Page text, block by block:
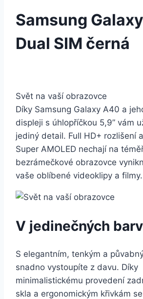
Samsung
Dual SIM černá
Svět na vaší obrazovce
Díky Samsung Galaxy A40 a
displeji s úhlopříčkou 5,9” vám
jediný detail. Full HD+ rozlišení
Super AMOLED nechají na
bezrámečkové obrazovce
vaše oblíbené videoklipy a filmy.
V jedinečných
S elegantním, tenkým a
snadno vystoupíte z davu. Díky
minimalistickému provedení
skla a ergonomickým křivkám